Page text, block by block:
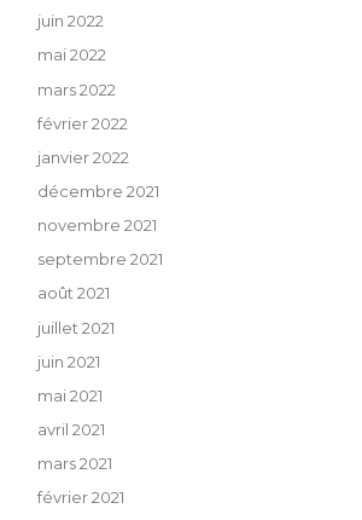
juin 2022
mai 2022
mars 2022
février 2022
janvier 2022
décembre 2021
novembre 2021
septembre 2021
août 2021
juillet 2021
juin 2021
mai 2021
avril 2021
mars 2021
février 2021